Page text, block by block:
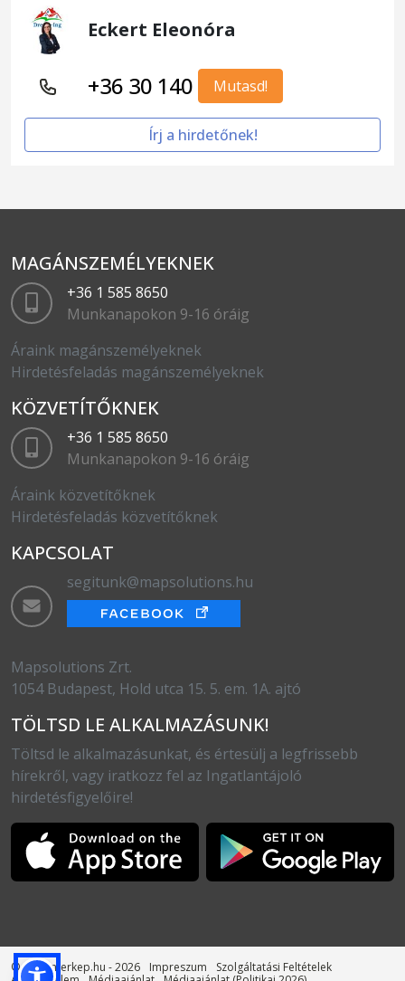
Eckert Eleonóra
+36 30 140 Mutasd!
Írj a hirdetőnek!
MAGÁNSZEMÉLYEKNEK
+36 1 585 8650
Munkanapokon 9-16 óráig
Áraink magánszemélyeknek
Hirdetésfeladás magánszemélyeknek
KÖZVETÍTŐKNEK
+36 1 585 8650
Munkanapokon 9-16 óráig
Áraink közvetítőknek
Hirdetésfeladás közvetítőknek
KAPCSOLAT
segitunk@mapsolutions.hu
Mapsolutions Zrt.
1054 Budapest, Hold utca 15. 5. em. 1A. ajtó
TÖLTSD LE ALKALMAZÁSUNK!
Töltsd le alkalmazásunkat, és értesülj a legfrissebb
hírekről, vagy iratkozz fel az Ingatlantájoló
hirdetésfigyelőire!
© otthonterkep.hu - 2026 Impreszum
Szolgáltatási Feltételek